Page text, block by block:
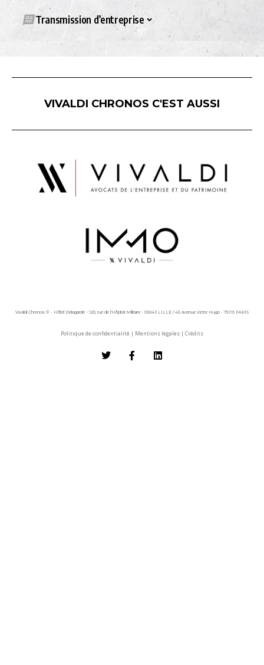
Transmission d’entreprise
VIVALDI CHRONOS C'EST AUSSI
Vivaldi Chronos © - Hôtel Delagarde - 120, rue de l'Hôpital Militaire - 59043 LILLE / 45 avenue Victor Hugo - 75116 PARIS
Politique de confidentialité | Mentions légales | Crédits